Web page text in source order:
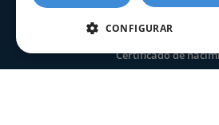
Certificado de
CONFIGURAR